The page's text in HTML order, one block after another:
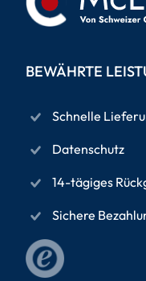
BEWÄHRTE
Schnelle
Datenschutz
14-tägiges
Sichere